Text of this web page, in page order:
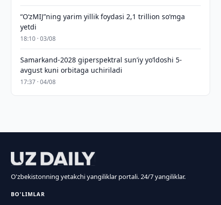
“O‘zMIJ”ning yarim yillik foydasi 2,1 trillion so‘mga
yetdi
18:10 · 03/08
Samarkand-2028 giperspektral sun’iy yo‘ldoshi 5-
avgust kuni orbitaga uchiriladi
17:37 · 04/08
O'zbekistonning yetakchi yangiliklar portali. 24/7 yangiliklar.
BO'LIMLAR